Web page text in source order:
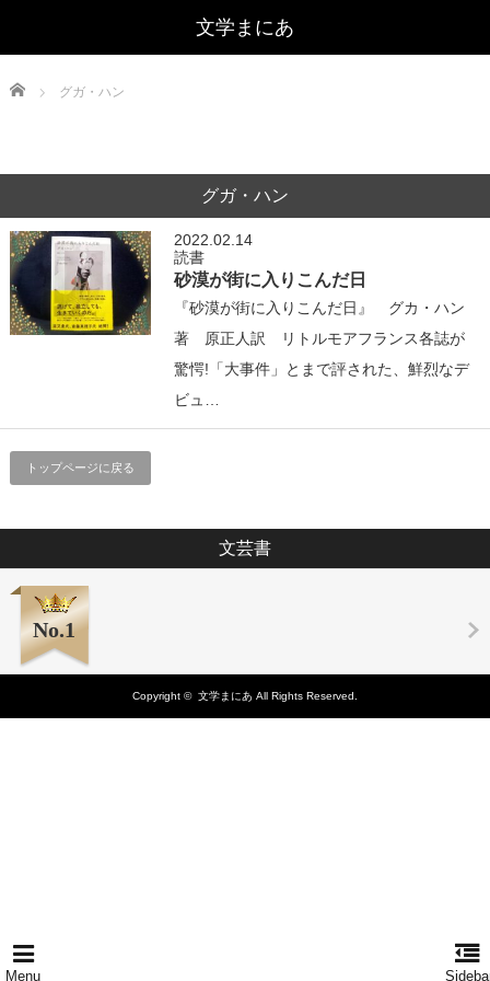
文学まにあ
Menu
Home グガ・ハン
グガ・ハン
2022.02.14
読書
砂漠が街に入りこんだ日
『砂漠が街に入りこんだ日』 グカ・ハン
著 原正人訳 リトルモアフランス各誌が
驚愕!「大事件」とまで評された、鮮烈なデ
ビュ…
トップページに戻る
文芸書
No.1
Copyright © 文学まにあ All Rights Reserved.